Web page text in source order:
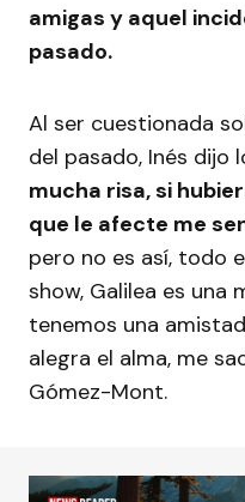
amigas y aquel
pasado.
Al ser cuestionada
del pasado, Inés dijo
mucha risa, si
que le afecte me
pero no es así, todo
show, Galilea es una
tenemos una
alegra el alma, me
Gómez-Mont.